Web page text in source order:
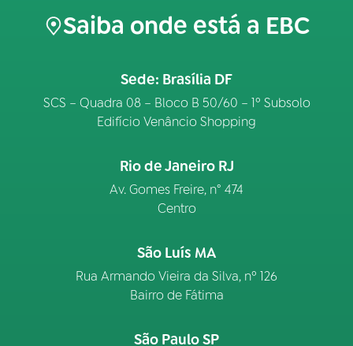
Saiba onde está a EBC
Sede: Brasília DF
SCS – Quadra 08 – Bloco B 50/60 – 1º Subsolo
Edifício Venâncio Shopping
Rio de Janeiro RJ
Av. Gomes Freire, n° 474
Centro
São Luís MA
Rua Armando Vieira da Silva, nº 126
Bairro de Fátima
São Paulo SP